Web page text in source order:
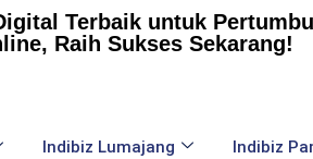
Terbaik untuk
Raih Sukses Sekarang!
Indibiz Lumajang Indibiz